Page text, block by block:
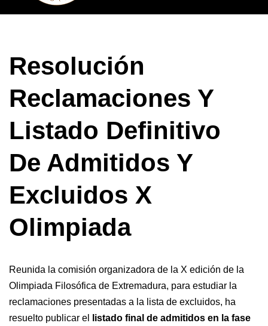
Resolución
Reclamaciones Y
Listado Definitivo
De Admitidos Y
Excluidos X
Olimpiada
Reunida la comisión organizadora de la X edición de la
Olimpiada Filosófica de Extremadura, para estudiar la
reclamaciones presentadas a la lista de excluidos, ha
resuelto publicar el
listado final de admitidos en la fase